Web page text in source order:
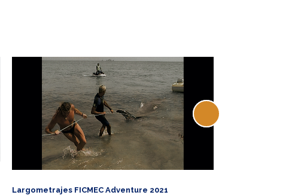
Largometrajes FICMEC Adventure 2021